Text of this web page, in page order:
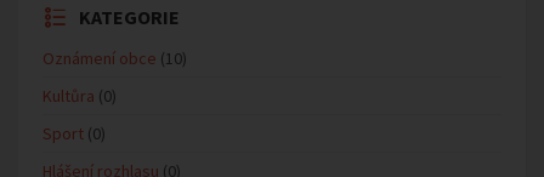
KATEGORIE
Oznámení obce (10)
Kultůra (0)
Sport (0)
Hlášení rozhlasu (0)